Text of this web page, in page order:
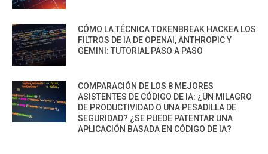
CÓMO LA TÉCNICA TOKENBREAK HACKEA LOS
FILTROS DE IA DE OPENAI, ANTHROPIC Y
GEMINI: TUTORIAL PASO A PASO
COMPARACIÓN DE LOS 8 MEJORES
ASISTENTES DE CÓDIGO DE IA: ¿UN MILAGRO
DE PRODUCTIVIDAD O UNA PESADILLA DE
SEGURIDAD? ¿SE PUEDE PATENTAR UNA
APLICACIÓN BASADA EN CÓDIGO DE IA?